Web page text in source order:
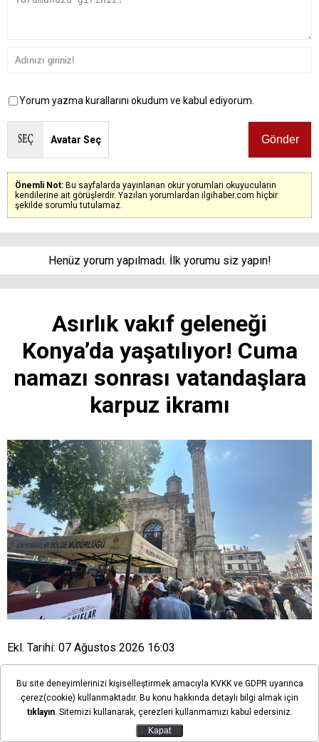
Yorum yazma kurallarını okudum ve kabul ediyorum.
Avatar Seç
Önemli Not: Bu sayfalarda yayınlanan okur yorumları okuyucuların
kendilerine ait görüşlerdir. Yazılan yorumlardan ilgihaber.com hiçbir
şekilde sorumlu tutulamaz.
Henüz yorum yapılmadı. İlk yorumu siz yapın!
Asırlık vakıf geleneği
Konya’da yaşatılıyor! Cuma
namazı sonrası vatandaşlara
karpuz ikramı
Ekl. Tarihi: 07 Ağustos 2026 16:03
Konya Vakıflar Bölge Müdürlüğünce Kapıcı
Mustafa Dede Vakfı şartı doğrultusunda
cuma namazı sonrası vatandaşlara karpuz
Bu site deneyimlerinizi kişiselleştirmek amacıyla KVKK ve GDPR uyarınca
çerez(cookie) kullanmaktadır. Bu konu hakkında detaylı bilgi almak için
tıklayın. Sitemizi kullanarak, çerezleri kullanmamızı kabul edersiniz.
Kapat